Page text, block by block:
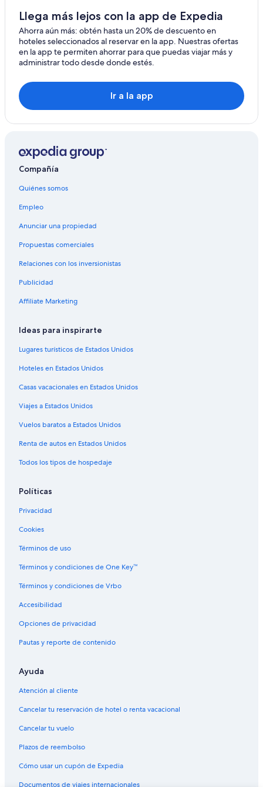
Llega más lejos con la app de Expedia
Ahorra aún más: obtén hasta un 20% de descuento en
hoteles seleccionados al reservar en la app. Nuestras ofertas
en la app te permiten ahorrar para que puedas viajar más y
administrar todo desde donde estés.
Ir a la app
Compañía
Quiénes somos
Empleo
Anunciar una propiedad
Propuestas comerciales
Relaciones con los inversionistas
Publicidad
Affiliate Marketing
Ideas para inspirarte
Lugares turísticos de Estados Unidos
Hoteles en Estados Unidos
Casas vacacionales en Estados Unidos
Viajes a Estados Unidos
Vuelos baratos a Estados Unidos
Renta de autos en Estados Unidos
Todos los tipos de hospedaje
Políticas
Privacidad
Cookies
Términos de uso
Términos y condiciones de One Key™
Términos y condiciones de Vrbo
Accesibilidad
Opciones de privacidad
Pautas y reporte de contenido
Ayuda
Atención al cliente
Cancelar tu reservación de hotel o renta vacacional
Cancelar tu vuelo
Plazos de reembolso
Cómo usar un cupón de Expedia
Documentos de viajes internacionales